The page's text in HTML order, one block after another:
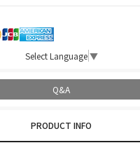
Select Language ▼
Q&A
PRODUCT INFO